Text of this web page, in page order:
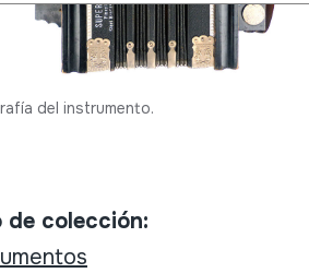
del instrumento.
de colección: